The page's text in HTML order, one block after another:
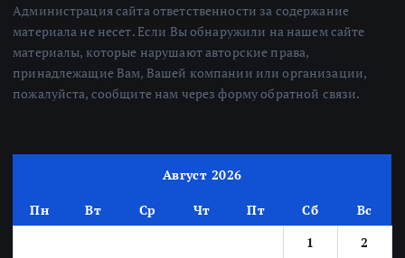
Администрация сайта ответственности за содержание
материала не несет. Если Вы обнаружили на нашем сайте
материалы, которые нарушают авторские права,
принадлежащие Вам, Вашей компании или организации,
пожалуйста, сообщите нам через форму обратной связи.
Август 2026
Пн Вт Ср Чт Пт Сб
Вс
1
2